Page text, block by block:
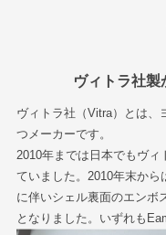
ヴィトラ社
ヴィトラ社（Vitra）とは、
つメーカーです。
2010年までは日本でもヴ
ていました。2010年末か
に伴いシェル裏面のエンボ
となりました。いずれも